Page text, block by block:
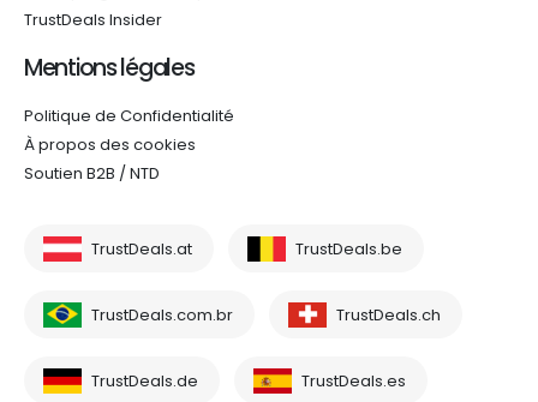
TrustDeals Insider
Mentions légales
Politique de Confidentialité
À propos des cookies
Soutien B2B / NTD
TrustDeals.at TrustDeals.be
TrustDeals.com.br TrustDeals.ch
TrustDeals.de TrustDeals.es